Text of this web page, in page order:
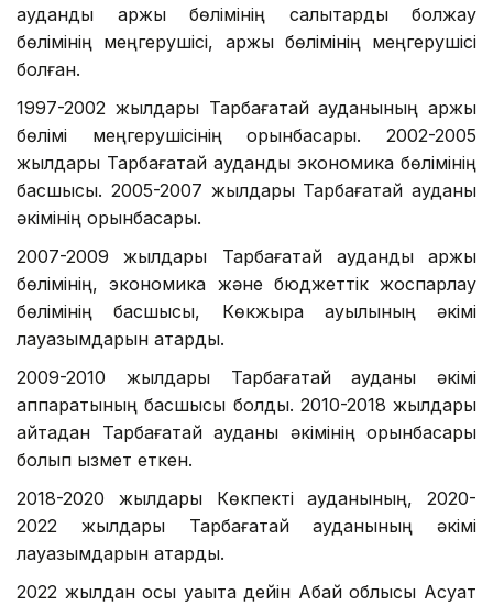
аудандық қаржы бөлімінің салықтарды болжау
бөлімінің меңгерушісі, қаржы бөлімінің меңгерушісі
болған.
1997-2002 жылдары Тарбағатай ауданының қаржы
бөлімі меңгерушісінің орынбасары. 2002-2005
жылдары Тарбағатай аудандық экономика бөлімінің
басшысы. 2005-2007 жылдары Тарбағатай ауданы
әкімінің орынбасары.
2007-2009 жылдары Тарбағатай аудандық қаржы
бөлімінің, экономика және бюджеттік жоспарлау
бөлімінің басшысы, Көкжыра ауылының әкімі
лауазымдарын атқарды.
2009-2010 жылдары Тарбағатай ауданы әкімі
аппаратының басшысы болды. 2010-2018 жылдары
қайтадан Тарбағатай ауданы әкімінің орынбасары
болып қызмет еткен.
2018-2020 жылдары Көкпекті ауданының, 2020-
2022 жылдары Тарбағатай ауданының әкімі
лауазымдарын атқарды.
2022 жылдан осы уақытқа дейін Абай облысы Ақсуат